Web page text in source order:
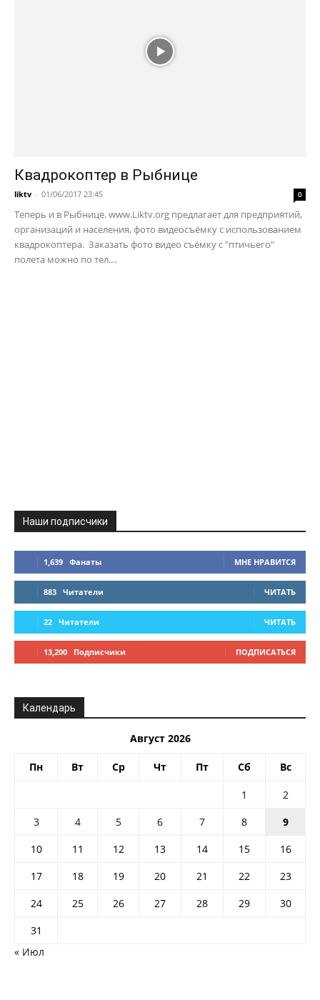
Квадрокоптер в Рыбнице
liktv - 01/06/2017 23:45 0
Теперь и в Рыбнице. www.Liktv.org предлагает для предприятий,
организаций и населения, фото видеосъёмку с использованием
квадрокоптера. Заказать фото видео съёмку с "птичьего"
полета можно по тел....
Наши подписчики
1,639 Фанаты МНЕ НРАВИТСЯ
883 Читатели ЧИТАТЬ
22 Читатели ЧИТАТЬ
13,200 Подписчики ПОДПИСАТЬСЯ
Календарь
Август 2026
Пн Вт Ср Чт Пт Сб Вс
1
2
3
4 5 6 7 8
9
10
11 12 13 14 15
16
17
18 19 20 21 22
23
24
25 26 27 28 29
30
31
« Июл